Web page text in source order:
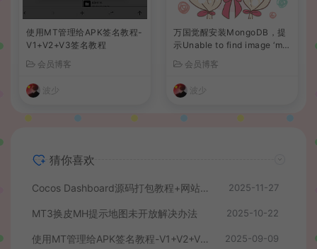
使用MT管理给APK签名教程-
V1+V2+V3签名教程
会员博客
波少
万国觉醒安装MongoDB，提
示Unable to find image ‘mo
ngo:3.6’、docker拉取镜像失
败解决办法
会员博客
波少
猜你喜欢
Cocos Dashboard源码打包教程+网站添加游戏教程 2025-11-27
MT3换皮MH提示地图未开放解决办法 2025-10-22
使用MT管理给APK签名教程-V1+V2+V3签名教程 2025-09-09